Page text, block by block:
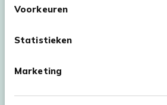
Voorkeuren
Statistieken
Marketing